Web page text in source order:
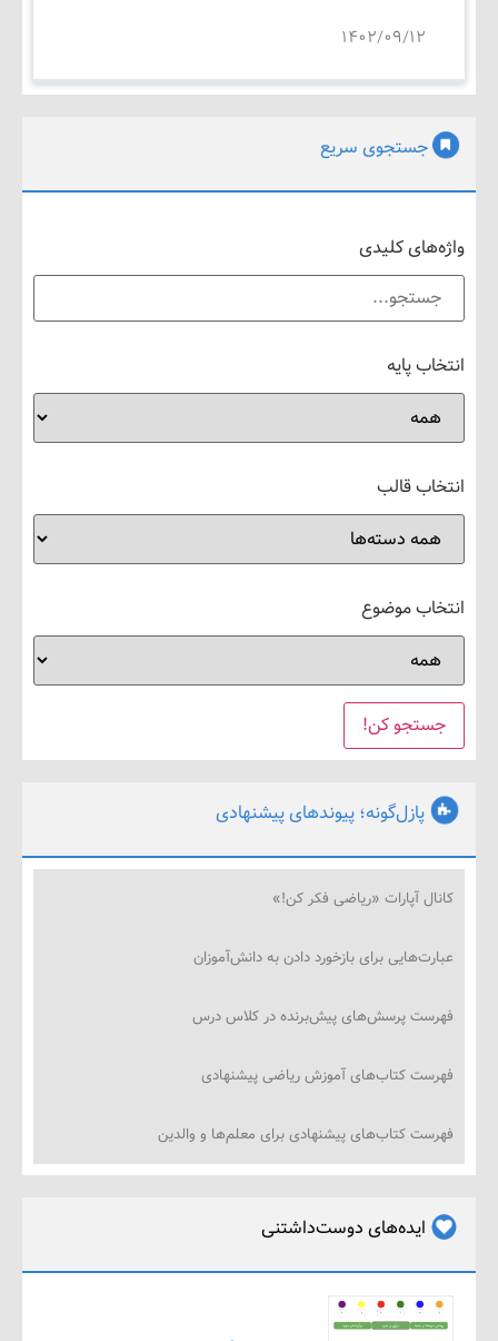
جستجوی سریع
کلیدی
پایه
قالب
موضوع
پازل‌گونه؛ پیوندهای پیشنهادی
آپارات «ریاضی فکر کن!»
برای بازخورد دادن به دانش‌آموزان
پرسش‌های پیش‌برنده در کلاس درس
کتاب‌های آموزش ریاضی پیشنهادی
کتاب‌های پیشنهادی برای معلم‌ها و والدین
ایده‌های دوست‌داشتنی
۱۴۰۲/۰۹/۱۲